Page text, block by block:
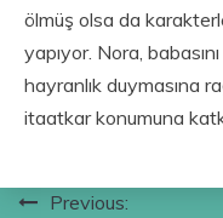
ölmüş olsa da
yapıyor. Nora,
hayranlık duymasına
itaatkar konumuna
YazıPrevious: